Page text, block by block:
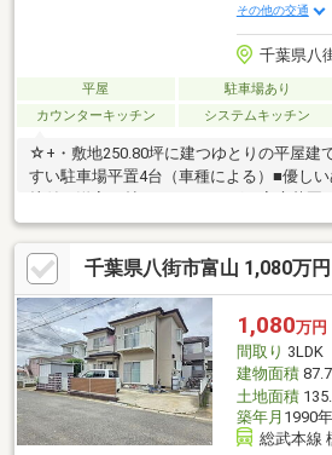
その他の交通
千葉県八
平屋 駐車場あり
カウンターキッチン
システムキッチン
☆+・敷地250.80坪に建つゆとりの平屋建
すい駐車場平置4台（車種による）■優しい
し
千葉県八街市富山 1,080万
1,080万円
間取り 3LDK
建物面積
土地面積
築年月 1990
総武本線